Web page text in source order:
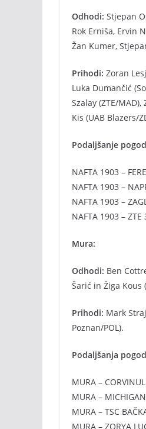
Odhodi: Stjepan
Rok Erniša, Ervin
Žan Kumer,
Prihodi: Zoran
Luka Dumančić
Szalay (ZTE/
Kis (UAB Blazers/
Podaljšanje
NAFTA 1903 –
NAFTA 1903 –
NAFTA 1903 –
NAFTA 1903 –
Mura:
Odhodi: Ben
Šarić in Žiga Kous
Prihodi: Mark
Poznan/POL).
Podaljšanja
MURA –
MURA –
MURA – TSC
MURA – ZORYA